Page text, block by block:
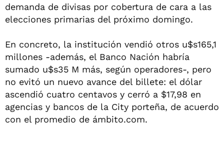
demanda de divisas por cobertura de cara a las
elecciones primarias del próximo domingo.
En concreto, la institución vendió otros u$s165,1
millones -además, el Banco Nación habría
sumado u$s35 M más, según operadores-, pero
no evitó un nuevo avance del billete: el dólar
ascendió cuatro centavos y cerró a $17,98 en
agencias y bancos de la City porteña, de acuerdo
con el promedio de ámbito.com.